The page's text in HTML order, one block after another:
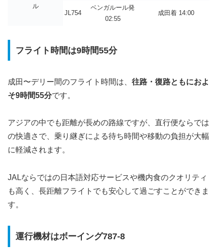
ル
JL754
ベンガルール発
02:55
成田着 14:00
フライト時間は9時間55分
成田〜デリー間のフライト時間は、 往路・復路ともにおよ
そ9時間55分です。
アジアの中でも距離が長めの路線ですが、直行便ならでは
の快適さで、乗り継ぎによる待ち時間や移動の負担が大幅
に軽減されます。
JALならではの日本語対応サービスや機内食のクオリティ
も高く、長距離フライトでも安心して過ごすことができま
す。
運行機材はボーイング787-8